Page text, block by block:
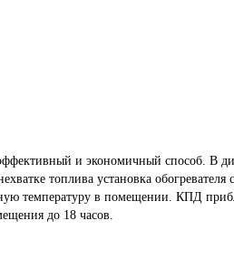
и экономичный способ. В
топлива установка
температуру в помещении. КПД
до 18 часов.